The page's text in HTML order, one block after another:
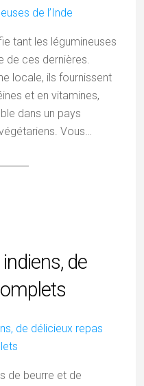
tant les légumineuses
de ces dernières.
locale, ils fournissent
et en vitamines,
dans un pays
Vous…
de
de beurre et de